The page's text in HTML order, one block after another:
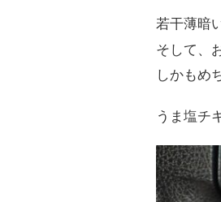
若干薄暗
そして、
しかもめ
うま塩チ